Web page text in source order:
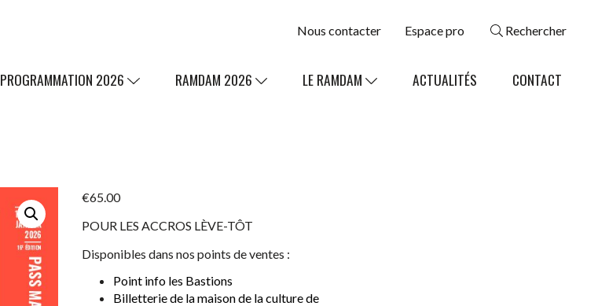
Nous contacter Espace pro Rechercher
PROGRAMMATION 2026 RAMDAM 2026 LE RAMDAM ACTUALITÉS CONTACT
€65.00
POUR LES ACCROS LÈVE-TÔT
Disponibles dans nos points de ventes :
Point info les Bastions
Billetterie de la maison de la culture de